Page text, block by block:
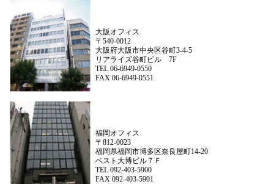
大阪オフィス
〒540-0012
大阪府大阪市中央区谷町3-4-5
リアライズ谷町ビル 7F
TEL 06-6949-0550
FAX 06-6949-0551
福岡オフィス
〒812-0023
福岡県福岡市博多区奈良屋町14-20
ベスト大博ビル７Ｆ
TEL 092-403-5900
FAX 092-403-5901